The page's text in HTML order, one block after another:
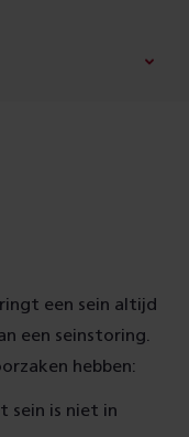
een sein altijd
een seinstoring.
hebben:
sein is niet in